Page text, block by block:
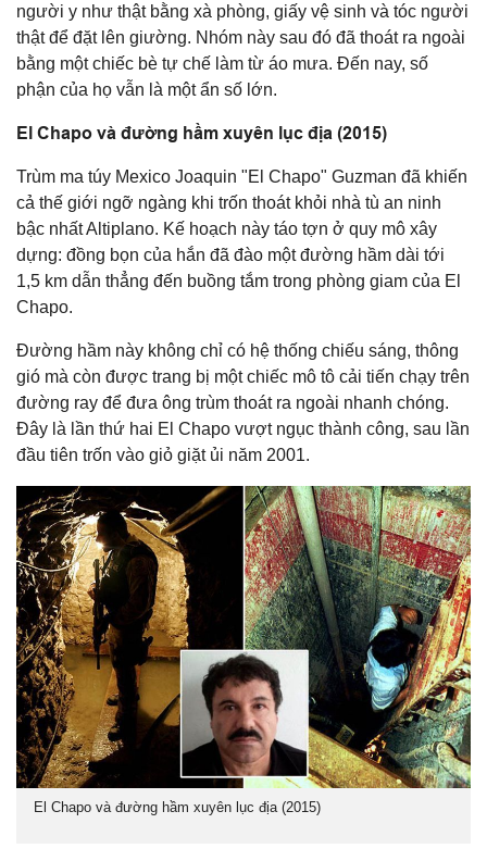
người y như thật bằng xà phòng, giấy vệ sinh và tóc người
thật để đặt lên giường. Nhóm này sau đó đã thoát ra ngoài
bằng một chiếc bè tự chế làm từ áo mưa. Đến nay, số
phận của họ vẫn là một ẩn số lớn.
El Chapo và đường hầm xuyên lục địa (2015)
Trùm ma túy Mexico Joaquin "El Chapo" Guzman đã khiến
cả thế giới ngỡ ngàng khi trốn thoát khỏi nhà tù an ninh
bậc nhất Altiplano. Kế hoạch này táo tợn ở quy mô xây
dựng: đồng bọn của hắn đã đào một đường hầm dài tới
1,5 km dẫn thẳng đến buồng tắm trong phòng giam của El
Chapo.
Đường hầm này không chỉ có hệ thống chiếu sáng, thông
gió mà còn được trang bị một chiếc mô tô cải tiến chạy trên
đường ray để đưa ông trùm thoát ra ngoài nhanh chóng.
Đây là lần thứ hai El Chapo vượt ngục thành công, sau lần
đầu tiên trốn vào giỏ giặt ủi năm 2001.
El Chapo và đường hầm xuyên lục địa (2015)